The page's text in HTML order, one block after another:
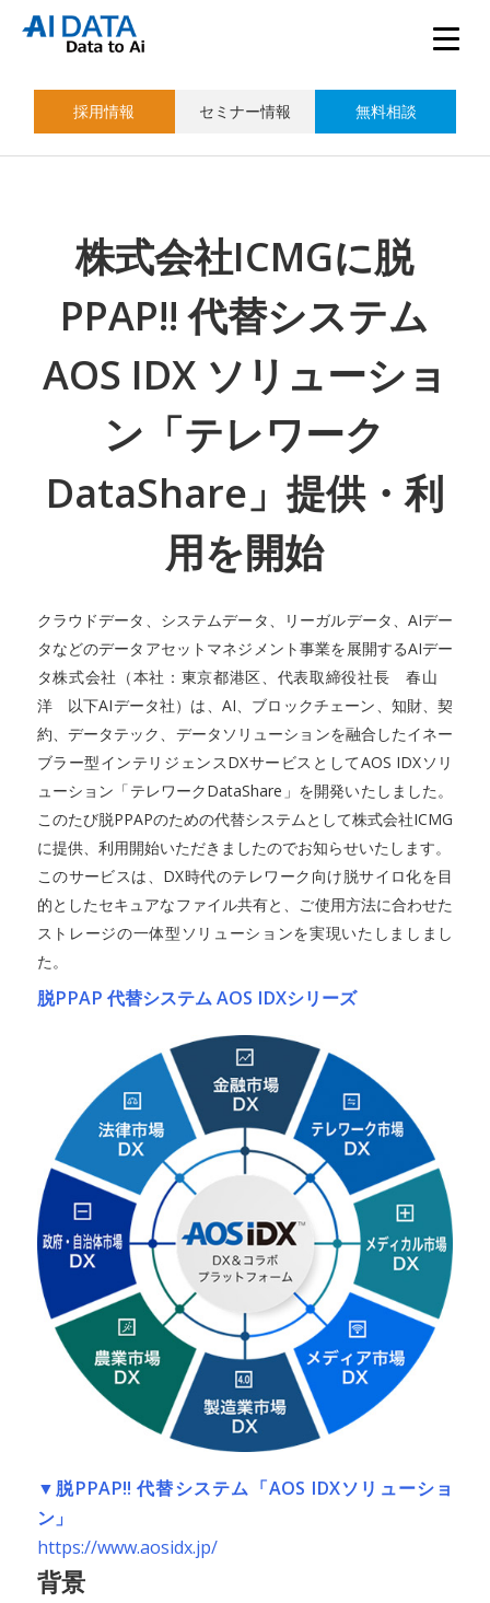
採用情報 セミナー情報 無料相談
株式会社ICMGに脱
PPAP!! 代替システム
AOS IDX ソリューショ
ン「テレワーク
DataShare」提供・利
用を開始
クラウドデータ、システムデータ、リーガルデータ、AIデー
タなどのデータアセットマネジメント事業を展開するAIデー
タ株式会社（本社：東京都港区、代表取締役社長 春山
洋 以下AIデータ社）は、AI、ブロックチェーン、知財、契
約、データテック、データソリューションを融合したイネー
ブラー型インテリジェンスDXサービスとしてAOS IDXソリ
ューション「テレワークDataShare」を開発いたしました。
このたび脱PPAPのための代替システムとして株式会社ICMG
に提供、利用開始いただきましたのでお知らせいたします。
このサービスは、DX時代のテレワーク向け脱サイロ化を目
的としたセキュアなファイル共有と、ご使用方法に合わせた
ストレージの一体型ソリューションを実現いたしましまし
た。
脱PPAP 代替システム AOS IDXシリーズ
▼脱PPAP!! 代替システム「AOS IDXソリューショ
ン」
https://www.aosidx.jp/
背景